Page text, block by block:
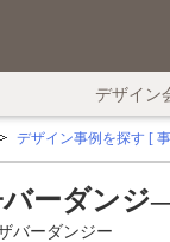
デザイン
デザイン事例を探す [
バーダンジ
バーダンジー